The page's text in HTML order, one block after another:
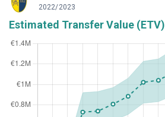
2022/2023
Estimated Transfer Value (ETV)